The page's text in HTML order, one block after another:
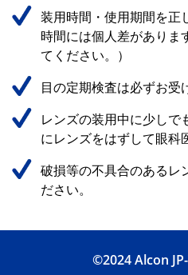
装用時間・使用期間を正
時間には個人差がありま
てください。）
目の定期検査は必ずお受
レンズの装用中に少しで
にレンズをはずして眼科
破損等の不具合のあるレ
ださい。
©2024 Alcon